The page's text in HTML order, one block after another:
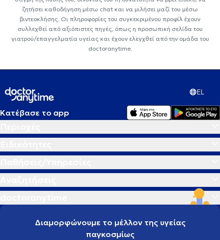
ζητήσει καθοδήγηση μέσω chat και να μιλήσει μαζί του μέσω
βιντεοκλήσης. Οι πληροφορίες του συγκεκριμένου προφίλ έχουν
συλλεχθεί από αξιόπιστες πηγές, όπως η προσωπική σελίδα του
γιατρού/επαγγελματία υγείας και έχουν ελεγχθεί από την ομάδα του
doctoranytime.
EL
Κατέβασε το app
Διαμορφώνουμε το μέλλον της υγείας
παγκοσμίως